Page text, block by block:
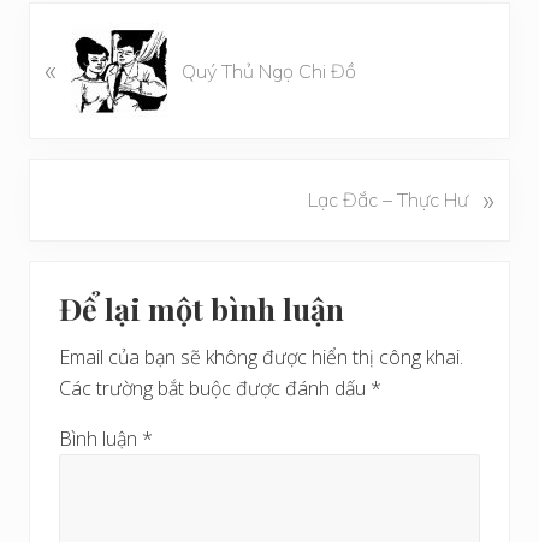
à
« Quý Thủ Ngọ Chi Đồ
Lạc Đắc – Thực Hư »
Reader
Interactions
Để lại một bình luận
Email của bạn sẽ không được hiển thị công khai.
Các trường bắt buộc được đánh dấu *
Bình luận *